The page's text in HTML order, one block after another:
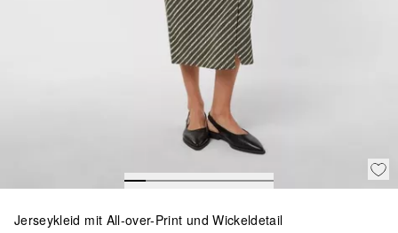
Jerseykleid mit All-over-Print und Wickeldetail